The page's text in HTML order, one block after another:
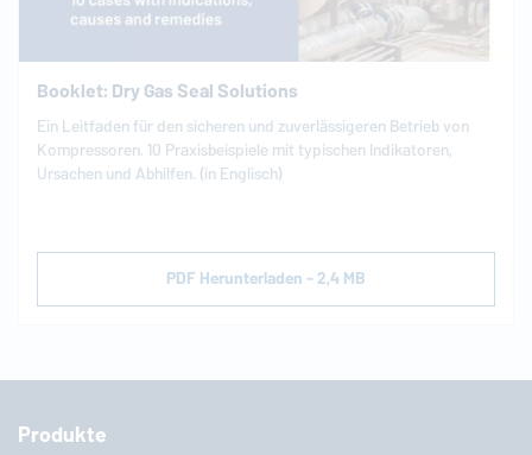
Booklet: Dry Gas Seal Solutions
Ein Leitfaden für den sicheren und zuverlässigeren Betrieb von
Kompressoren. 10 Praxisbeispiele mit typischen Indikatoren,
Ursachen und Abhilfen. (in Englisch)
PDF Herunterladen - 2,4 MB
Produkte